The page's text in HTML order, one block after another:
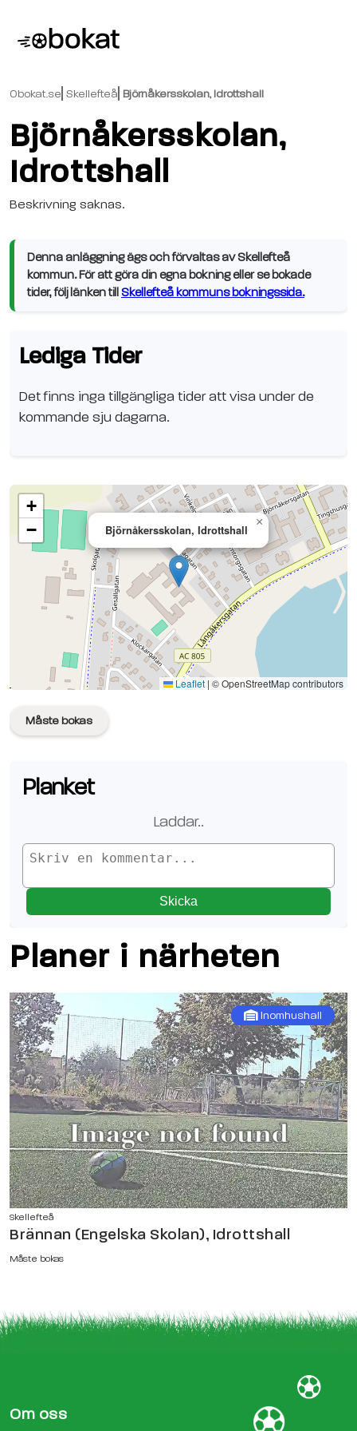
Obokat.se Skellefteå Björnåkersskolan, Idrottshall
Björnåkersskolan,
Idrottshall
Beskrivning saknas.
Denna anläggning ägs och förvaltas av Skellefteå
kommun. För att göra din egna bokning eller se bokade
tider, följ länken till Skellefteå kommuns bokningssida.
Lediga Tider
Det finns inga tillgängliga tider att visa under de
kommande sju dagarna.
Björnåkersskolan, Idrottshall
×
+
−
Leaflet | © OpenStreetMap contributors
Se planen på Google Maps
Måste bokas
Planket
Laddar..
Skicka
Planer i närheten
Inomhushall
Skellefteå
Brännan (Engelska Skolan), Idrottshall
Måste bokas
Om oss